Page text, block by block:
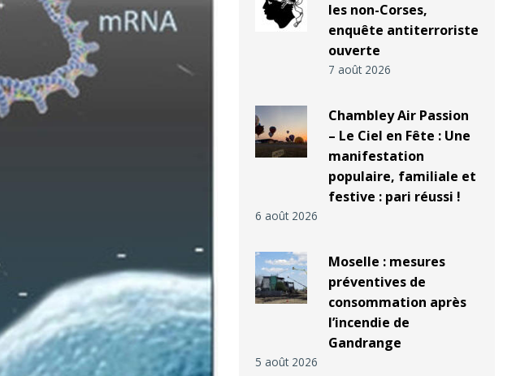
les non-Corses,
enquête antiterroriste
ouverte
7 août 2026
Chambley Air Passion
– Le Ciel en Fête : Une
manifestation
populaire, familiale et
festive : pari réussi !
6 août 2026
Moselle : mesures
préventives de
consommation après
l’incendie de
Gandrange
5 août 2026